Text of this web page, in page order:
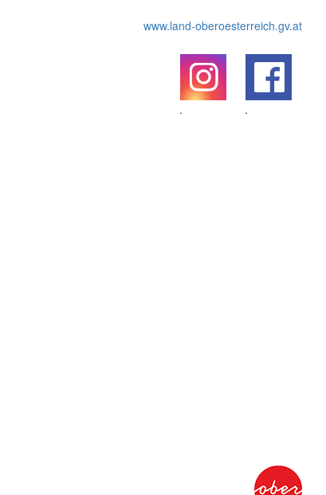
www.land-oberoesterreich.gv.at
.
.